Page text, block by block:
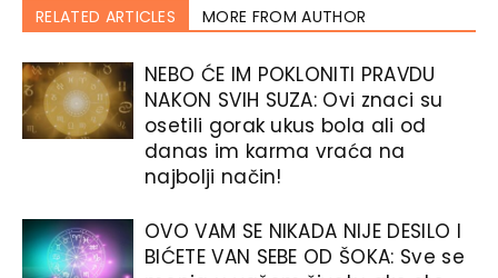
RELATED ARTICLES MORE FROM AUTHOR
NEBO ĆE IM POKLONITI PRAVDU
NAKON SVIH SUZA: Ovi znaci su
osetili gorak ukus bola ali od
danas im karma vraća na
najbolji način!
OVO VAM SE NIKADA NIJE DESILO I
BIĆETE VAN SEBE OD ŠOKA: Sve se